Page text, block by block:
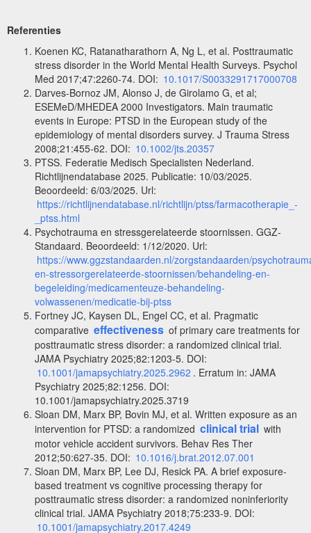
Referenties
Koenen KC, Ratanatharathorn A, Ng L, et al. Posttraumatic
stress disorder in the World Mental Health Surveys. Psychol
Med 2017;47:2260-74. DOI: 10.1017/S0033291717000708
Darves-Bornoz JM, Alonso J, de Girolamo G, et al;
ESEMeD/MHEDEA 2000 Investigators. Main traumatic
events in Europe: PTSD in the European study of the
epidemiology of mental disorders survey. J Trauma Stress
2008;21:455-62. DOI: 10.1002/jts.20357
PTSS. Federatie Medisch Specialisten Nederland.
Richtlijnendatabase 2025. Publicatie: 10/03/2025.
Beoordeeld: 6/03/2025. Url:
https://richtlijnendatabase.nl/richtlijn/ptss/farmacotherapie_-
_ptss.html
Psychotrauma en stressgerelateerde stoornissen. GGZ-
Standaard. Beoordeeld: 1/12/2020. Url:
https://www.ggzstandaarden.nl/zorgstandaarden/
en-stressorgerelateerde-stoornissen/behandeling-en-
begeleiding/medicamenteuze-behandeling-
volwassenen/medicatie-bij-ptss
Fortney JC, Kaysen DL, Engel CC, et al. Pragmatic
comparative effectiveness of primary care treatments for
posttraumatic stress disorder: a randomized clinical trial.
JAMA Psychiatry 2025;82:1203-5. DOI:
10.1001/jamapsychiatry.2025.2962 . Erratum in: JAMA
Psychiatry 2025;82:1256. DOI:
10.1001/jamapsychiatry.2025.3719
Sloan DM, Marx BP, Bovin MJ, et al. Written exposure as an
intervention for PTSD: a randomized clinical trial with
motor vehicle accident survivors. Behav Res Ther
2012;50:627-35. DOI: 10.1016/j.brat.2012.07.001
Sloan DM, Marx BP, Lee DJ, Resick PA. A brief exposure-
based treatment vs cognitive processing therapy for
posttraumatic stress disorder: a randomized noninferiority
clinical trial. JAMA Psychiatry 2018;75:233-9. DOI:
10.1001/jamapsychiatry.2017.4249